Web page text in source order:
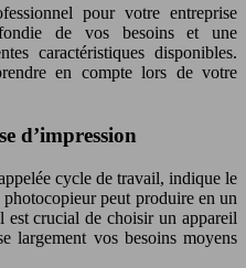
pour votre entreprise
de vos besoins et une
caractéristiques disponibles.
en compte lors de votre
d’impression
cycle de travail, indique le
peut produire en un
est crucial de choisir un appareil
largement vos besoins moyens